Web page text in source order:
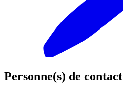
Personne(s) de contact